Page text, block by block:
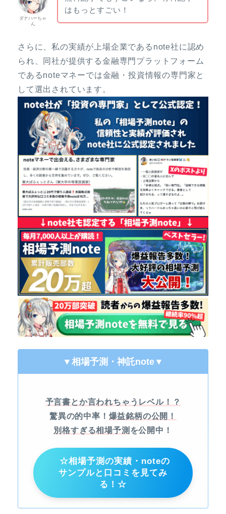
ダナハーちゃ
ん
はもっとすごい！
さらに、私の実績が上場企業であるnote社に認め
られ、同社が提供する金融専門プラットフォーム
であるnoteマネーでは金融・投資情報の専門家と
して選出されています。
▼相場予測・神託note ▼
予言書とか言われちゃうレベル！？
驚異の的中率！ 爆益銘柄の公開！
別格すぎる相場予測 を公開中！
☆相場予測の実績・noteの
サンプルと口コミを見てみ
る！☆